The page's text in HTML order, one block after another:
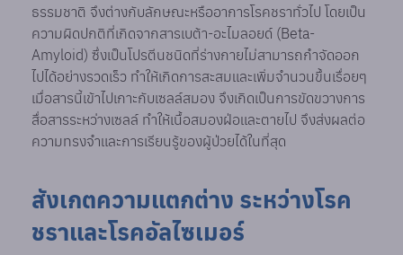
ธรรมชาติ จึงต่างกับลักษณะหรืออาการโรคชราทั่วไป โดยเป็น
ความผิดปกติที่เกิดจากสารเบต้า-อะไมลอยด์ (Beta-
Amyloid) ซึ่งเป็นโปรตีนชนิดที่ร่างกายไม่สามารถกำจัดออก
ไปได้อย่างรวดเร็ว ทำให้เกิดการสะสมและเพิ่มจำนวนขึ้นเรื่อยๆ
เมื่อสารนี้เข้าไปเกาะกับเซลล์สมอง จึงเกิดเป็นการขัดขวางการ
สื่อสารระหว่างเซลล์ ทำให้เนื้อสมองฝ่อและตายไป จึงส่งผลต่อ
ความทรงจำและการเรียนรู้ของผู้ป่วยได้ในที่สุด
สังเกตความแตกต่าง ระหว่างโรค
ชราและโรคอัลไซเมอร์